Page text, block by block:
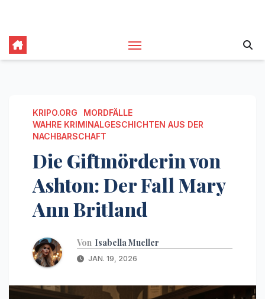
KRIPO.ORG
MORDFÄLLE
WAHRE KRIMINALGESCHICHTEN AUS DER
NACHBARSCHAFT
Die Giftmörderin von
Ashton: Der Fall Mary
Ann Britland
Von Isabella Mueller
JAN. 19, 2026